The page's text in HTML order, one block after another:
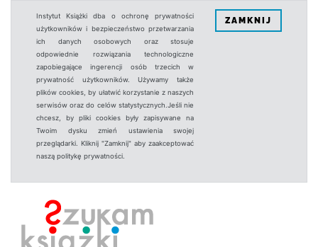
Instytut Książki dba o ochronę prywatności
użytkowników i bezpieczeństwo przetwarzania
ich danych osobowych oraz stosuje
odpowiednie rozwiązania technologiczne
zapobiegające ingerencji osób trzecich w
prywatność użytkowników. Używamy także
plików cookies, by ułatwić korzystanie z naszych
serwisów oraz do celów statystycznych.Jeśli nie
chcesz, by pliki cookies były zapisywane na
Twoim dysku zmień ustawienia swojej
przeglądarki. Kliknij "Zamknij" aby zaakceptować
naszą politykę prywatności.
ZAMKNIJ